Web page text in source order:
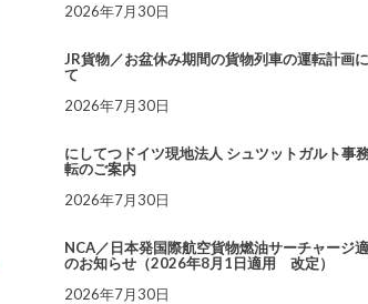
2026年7月30日
JR貨物／お盆休み期間の貨物列車の運転計画
て
2026年7月30日
にしてつドイツ現地法人 シュツットガルト事
転のご案内
2026年7月30日
NCA／日本発国際航空貨物燃油サーチャージ
のお知らせ（2026年8月1日適用 改定）
2026年7月30日